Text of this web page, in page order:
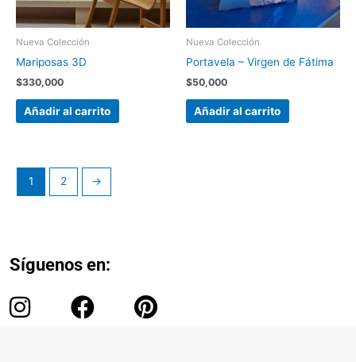
Nueva Colección
Mariposas 3D
$330,000
Añadir al carrito
Nueva Colección
Portavela – Virgen de Fátima
$50,000
Añadir al carrito
1 2 →
Síguenos en:
I
F
P